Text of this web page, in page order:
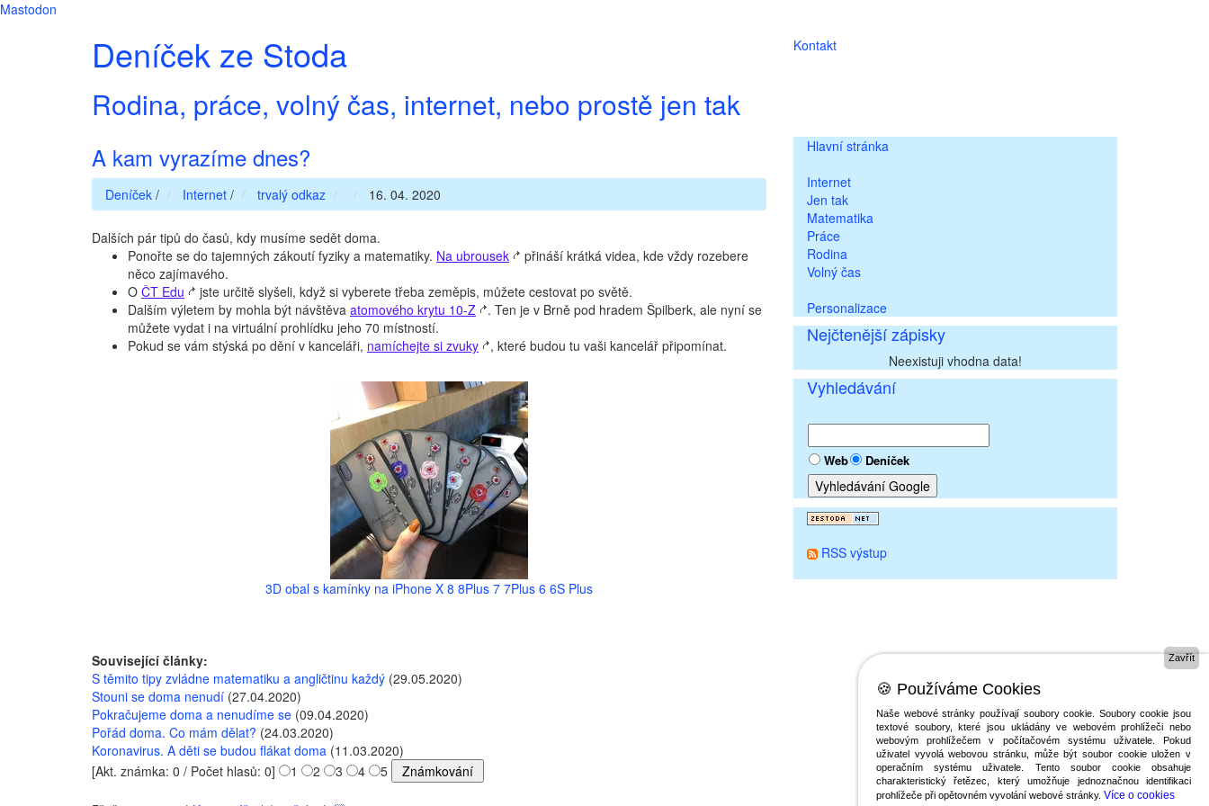
Mastodon
Deníček ze Stoda
Rodina, práce, volný čas, internet, nebo prostě jen tak
Kontakt
A kam vyrazíme dnes?
Deníček / Internet / trvalý odkaz 16. 04. 2020
Dalších pár tipů do časů, kdy musíme sedět doma.
Ponořte se do tajemných zákoutí fyziky a matematiky. Na ubrousek
přináší krátká videa, kde vždy rozebere
něco zajímavého.
O ČT Edu
jste určitě slyšeli, když si vyberete třeba zeměpis, můžete cestovat po světě.
Dalším výletem by mohla být návštěva atomového krytu 10-Z
. Ten je v Brně pod hradem Špilberk, ale nyní se
můžete vydat i na virtuální prohlídku jeho 70 místností.
Pokud se vám stýská po dění v kanceláři, namíchejte si zvuky , které budou tu vaši kancelář připomínat.
3D obal s kamínky na iPhone X 8 8Plus 7 7Plus 6 6S Plus
Související články:
S těmito tipy zvládne matematiku a angličtinu každý (29.05.2020)
Stouni se doma nenudí (27.04.2020)
Pokračujeme doma a nenudíme se (09.04.2020)
Pořád doma. Co mám dělat? (24.03.2020)
Koronavirus. A děti se budou flákat doma (11.03.2020)
[Akt. známka: 0 / Počet hlasů: 0]
1 2 3 4 5
Hlavní stránka
Internet
Jen tak
Matematika
Práce
Rodina
Volný čas
Personalizace
Nejčtenější zápisky
Neexistuji vhodna data!
Vyhledávání
Web Deníček
RSS výstup
Zavřít
🍪 Používáme Cookies
Naše webové stránky používají soubory cookie. Soubory cookie jsou
textové soubory, které jsou ukládány ve webovém prohlížeči nebo
webovým prohlížečem v počítačovém systému uživatele. Pokud
uživatel vyvolá webovou stránku, může být soubor cookie uložen v
operačním systému uživatele. Tento soubor cookie obsahuje
charakteristický řetězec, který umožňuje jednoznačnou identifikaci
prohlížeče při opětovném vyvolání webové stránky. Více o cookies